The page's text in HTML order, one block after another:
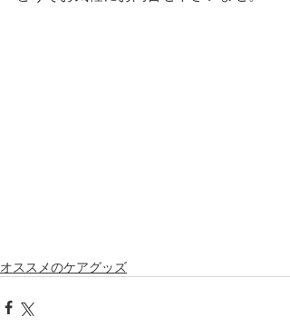
オススメのケアグッズ